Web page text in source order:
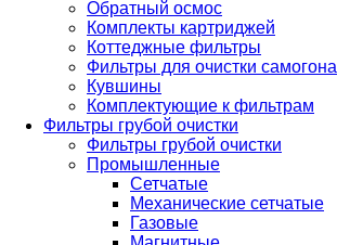
Обратный осмос
Комплекты картриджей
Коттеджные фильтры
Фильтры для очистки самогона
Кувшины
Комплектующие к фильтрам
Фильтры грубой очистки
Фильтры грубой очистки
Промышленные
Сетчатые
Механические сетчатые
Газовые